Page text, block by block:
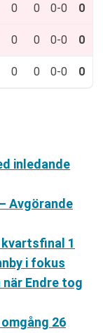
0 0 0-0 0
0 0 0-0 0
0 0 0-0 0
inledande
Avgörande
kvartsfinal 1
i fokus
när Endre tog
26